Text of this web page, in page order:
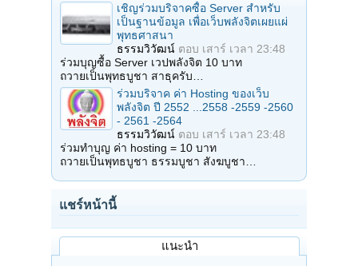
เชิญร่วมบริจาคซื้อ Server สำหรับ
เป็นฐานข้อมูล เพื่อเว็บพลังจิตเผยแผ่
พุทธศาสนา
ธรรมวิวัฒน์ ตอบ เสาร์ เวลา 23:48
ร่วมบุญซื้อ Server เวปพลังจิต 10 บาท
ถวายเป็นพุทธบูชา สาธุครับ…
ร่วมบริจาค ค่า Hosting ของเว็บ
พลังจิต ปี 2552 ...2558 -2559 -2560
- 2561 -2564
ธรรมวิวัฒน์ ตอบ เสาร์ เวลา 23:48
ร่วมทำบุญ ค่า hosting = 10 บาท
ถวายเป็นพุทธบูชา ธรรมบูชา สังฆบูชา…
แชร์หน้านี้
แนะนำ